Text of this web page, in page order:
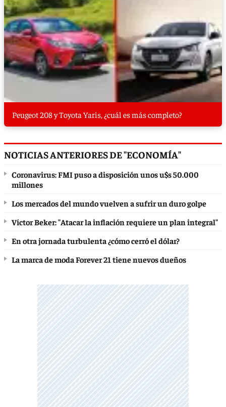
Peugeot 208 y Toyota Yaris, ¿cuál es más completo?
NOTICIAS ANTERIORES DE "ECONOMÍA"
Coronavirus: FMI puso a disposición unos u$s 50.000
millones
Los mercados del mundo vuelven a sufrir un duro golpe
Víctor Beker: "Atacar la inflación requiere un plan integral"
En otra jornada turbulenta ¿cómo cerró el dólar?
La marca de moda Forever 21 tiene nuevos dueños